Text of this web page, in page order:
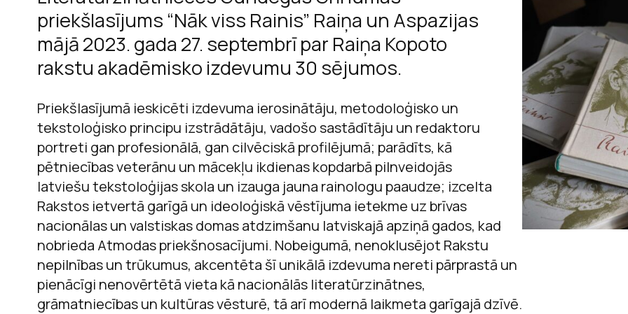
Raiņa un
Jaņa Rozentāla
Andreja Upīša
Andreja Upīša
Ojāra Vācieša
Andrejs Upīts
Ojārs Vācietis
Viegli lasīt
Sarunas
Mācību
priekšlasījums “Nāk viss Rainis” Raiņa un Aspazijas
mājā 2023. gada 27. septembrī par Raiņa Kopoto
rakstu akadēmisko izdevumu 30 sējumos.
Priekšlasījumā ieskicēti izdevuma ierosinātāju, metodoloģisko un
tekstoloģisko principu izstrādātāju, vadošo sastādītāju un redaktoru
portreti gan profesionālā, gan cilvēciskā profilējumā; parādīts, kā
pētniecības veterānu un mācekļu ikdienas kopdarbā pilnveidojās
latviešu tekstoloģijas skola un izauga jauna rainologu paaudze; izcelta
Rakstos ietvertā garīgā un ideoloģiskā vēstījuma ietekme uz brīvas
nacionālas un valstiskas domas atdzimšanu latviskajā apziņā gados, kad
nobrieda Atmodas priekšnosacījumi. Nobeigumā, nenoklusējot Rakstu
nepilnības un trūkumus, akcentēta šī unikālā izdevuma nereti pārprastā un
pienācīgi nenovērtētā vieta kā nacionālās literatūrzinātnes,
grāmatniecības un kultūras vēsturē, tā arī modernā laikmeta garīgajā dzīvē.